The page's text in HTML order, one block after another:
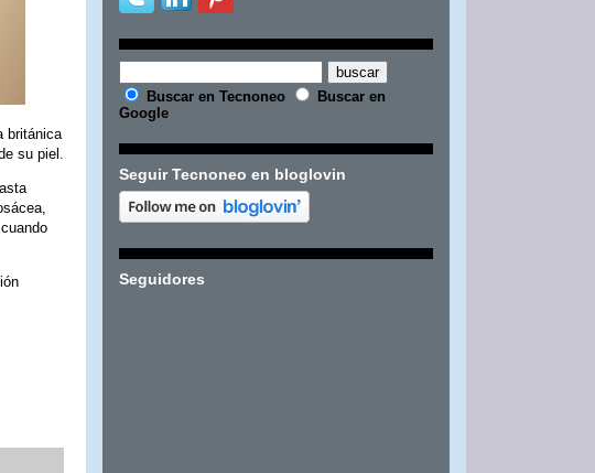
británica
su piel.
Buscar en Tecnoneo
Buscar en
Google
Seguir Tecnoneo en bloglovin
Seguidores